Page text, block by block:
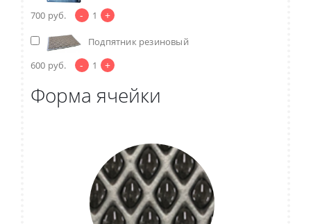
700 руб. - 1 +
Подпятник резиновый
600 руб. - 1 +
Форма ячейки